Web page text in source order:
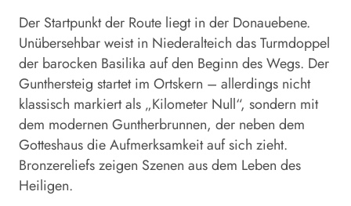
Der Startpunkt der Route liegt in der Donauebene.
Unübersehbar weist in Niederalteich das Turmdoppel
der barocken Basilika auf den Beginn des Wegs. Der
Gunthersteig startet im Ortskern – allerdings nicht
klassisch markiert als „Kilometer Null“, sondern mit
dem modernen Guntherbrunnen, der neben dem
Gotteshaus die Aufmerksamkeit auf sich zieht.
Bronzereliefs zeigen Szenen aus dem Leben des
Heiligen.